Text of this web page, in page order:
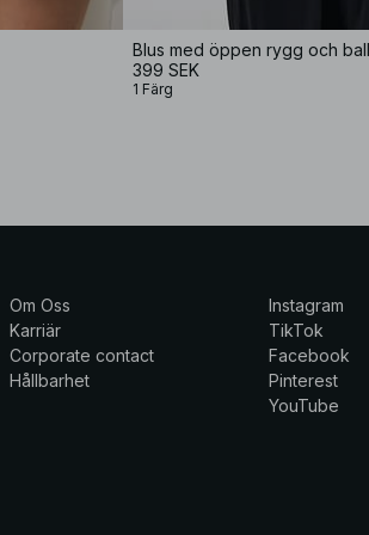
Blus med öppen rygg och
399 SEK
1 Färg
Om Oss
Karriär
Corporate contact
Hållbarhet
Instagram
TikTok
Facebook
Pinterest
YouTube